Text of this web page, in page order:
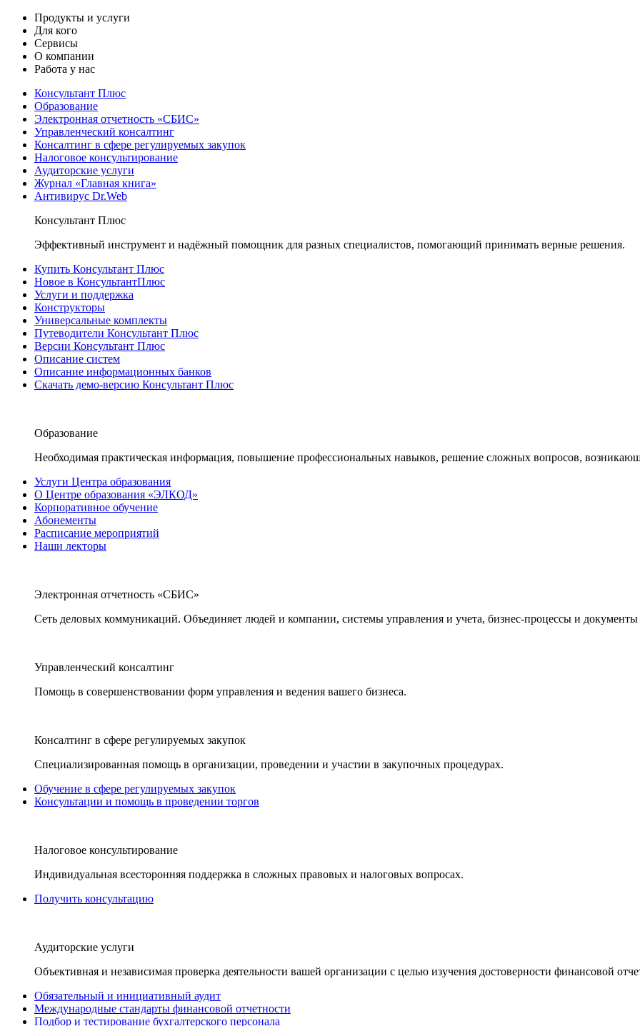
Продукты и услуги
Для кого
Сервисы
О компании
Работа у нас
Консультант Плюс
Образование
Электронная отчетность «СБИС»
Управленческий консалтинг
Консалтинг в сфере регулируемых закупок
Налоговое консультирование
Аудиторские услуги
Журнал «Главная книга»
Антивирус Dr.Web
Консультант Плюс
Эффективный инструмент и надёжный помощник для разных специалистов, помогающий принимать верные решения.
Купить Консультант Плюс
Новое в КонсультантПлюс
Услуги и поддержка
Конструкторы
Универсальные комплекты
Путеводители Консультант Плюс
Версии Консультант Плюс
Описание систем
Описание информационных банков
Скачать демо-версию Консультант Плюс
Образование
Необходимая практическая информация, повышение профессиональных навыков, решение сложных вопросов,
Услуги Центра образования
О Центре образования «ЭЛКОД»
Корпоративное обучение
Абонементы
Расписание мероприятий
Наши лекторы
Электронная отчетность «СБИС»
Сеть деловых коммуникаций. Объединяет людей и компании, системы управления и учета, бизнес-процессы и документы
Управленческий консалтинг
Помощь в совершенствовании форм управления и ведения вашего бизнеса.
Консалтинг в сфере регулируемых закупок
Специализированная помощь в организации, проведении и участии в закупочных процедурах.
Обучение в сфере регулируемых закупок
Консультации и помощь в проведении торгов
Налоговое консультирование
Индивидуальная всесторонняя поддержка в сложных правовых и налоговых вопросах.
Получить консультацию
Аудиторские услуги
Объективная и независимая проверка деятельности вашей организации с целью изучения достоверности финансовой
Обязательный и инициативный аудит
Международные стандарты финансовой отчетности
Подбор и тестирование бухгалтерского персонала